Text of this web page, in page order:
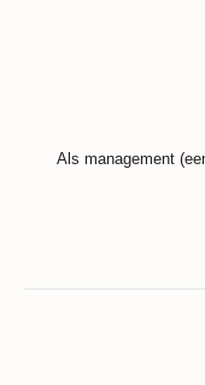
Als management